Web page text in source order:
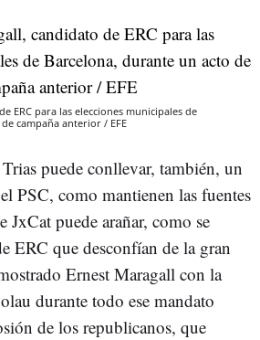
ERC para las elecciones municipales de
campaña anterior / EFE
puede conllevar, también, un
PSC, como mantienen las fuentes
JxCat puede arañar, como se
ERC que desconfían de la gran
Ernest Maragall con la
durante todo ese mandato
de los republicanos, que